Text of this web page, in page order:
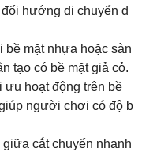
hướng di chuyển d
mặt nhựa hoặc sàn
tạo có bề mặt giả cỏ.
hoạt động trên bề
người chơi có độ b
cắt chuyển nhanh